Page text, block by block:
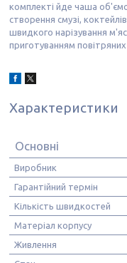
комплекті йде чаша
створення смузі,
швидкого нарізування
приготуванням повітряних
Характеристики
Основні
Виробник
Гарантійний термін
Кількість швидкостей
Матеріал корпусу
Живлення